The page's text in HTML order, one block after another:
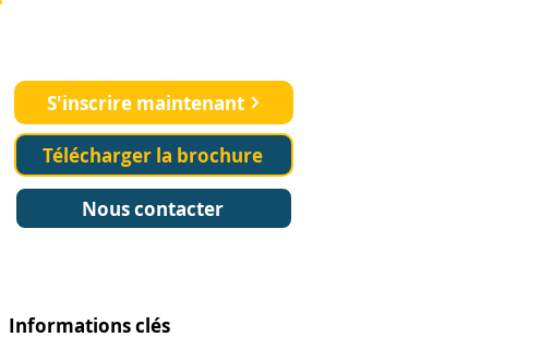
S'inscrire maintenant
Télécharger la brochure
Nous contacter
Informations clés